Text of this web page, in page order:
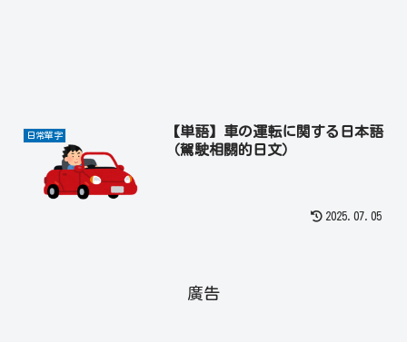
日常單字
【単語】車の運転に関する日本語
（駕駛相關的日文）
2025.07.05
廣告